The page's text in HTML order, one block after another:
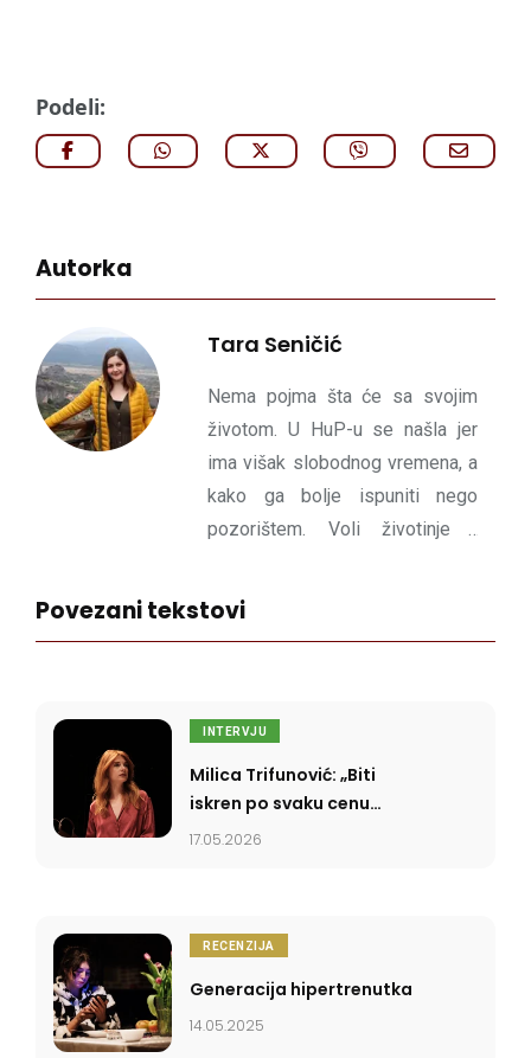
Podeli:
Autorka
Tara Seničić
Nema pojma šta će sa svojim
životom. U HuP-u se našla jer
ima višak slobodnog vremena, a
kako ga bolje ispuniti nego
pozorištem. Voli životinje i
manjak empatije.
Povezani tekstovi
INTERVJU
Milica Trifunović: „Biti
iskren po svaku cenu
zapravo je dosta surovo”
17.05.2026
RECENZIJA
Generacija hipertrenutka
14.05.2025